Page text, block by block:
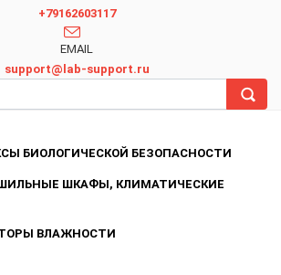
+79162603117
EMAIL
support@lab-support.ru
БИОЛОГИЧЕСКОЙ БЕЗОПАСНОСТИ
ШКАФЫ, КЛИМАТИЧЕСКИЕ
ВЛАЖНОСТИ